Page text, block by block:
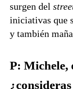
surgen del
iniciativas que
y también
P: Michele,